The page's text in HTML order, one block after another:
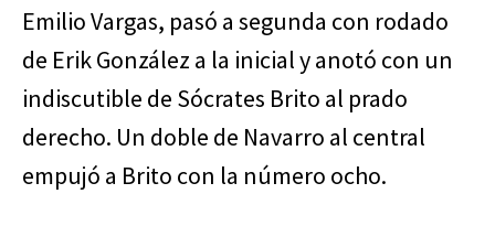
Emilio Vargas, pasó a segunda con rodado
de Erik González a la inicial y anotó con un
indiscutible de Sócrates Brito al prado
derecho. Un doble de Navarro al central
empujó a Brito con la número ocho.